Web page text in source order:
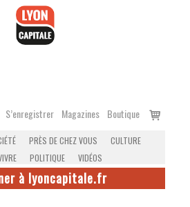
S’enregistrer Magazines Boutique
Voir
PRÈS DE CHEZ VOUS
CULTURE
POLITIQUE VIDÉOS
à lyoncapitale.fr